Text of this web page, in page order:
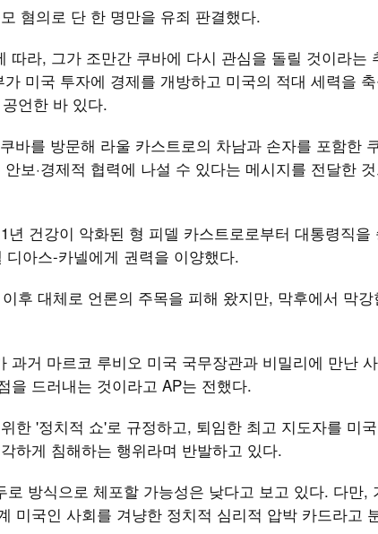
혐의로 단 한 명만을 유죄 판결했다.
따라, 그가 조만간 쿠바에 다시 관심을 돌릴 것이라는
미국 투자에 경제를 개방하고 미국의 적대 세력을
언한 바 있다.
바를 방문해 라울 카스트로의 차남과 손자를 포함한
보·경제적 협력에 나설 수 있다는 메시지를 전달한
건강이 악화된 형 피델 카스트로로부터 대통령직을
아스-카넬에게 권력을 이양했다.
후 대체로 언론의 주목을 피해 왔지만, 막후에서 막
과거 마르코 루비오 미국 국무장관과 비밀리에 만난
을 드러내는 것이라고 AP는 전했다.
한 '정치적 쇼'로 규정하고, 퇴임한 최고 지도자를 미
하게 침해하는 행위라며 반발하고 있다.
방식으로 체포할 가능성은 낮다고 보고 있다. 다만,
미국인 사회를 겨냥한 정치적 심리적 압박 카드라고